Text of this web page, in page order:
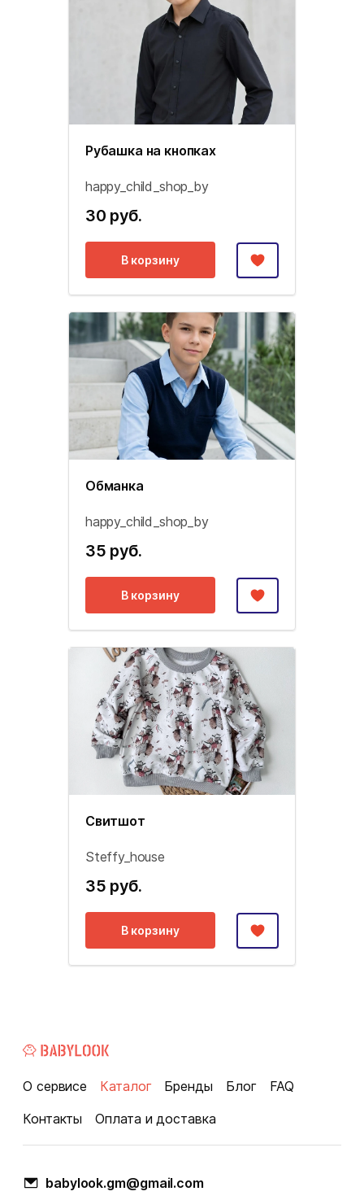
Рубашка на кнопках
happy_child_shop_by
30 руб.
В корзину
Обманка
happy_child_shop_by
35 руб.
В корзину
Свитшот
Steffy_house
35 руб.
В корзину
О сервисе Каталог Бренды Блог
FAQ
Контакты
Оплата и доставка
babylook.gm@gmail.com